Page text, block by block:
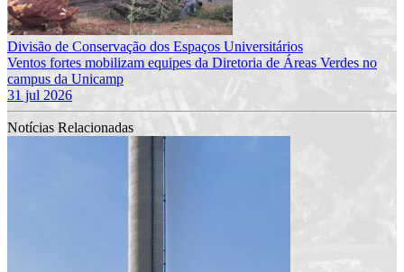
Divisão de Conservação dos Espaços Universitários
Ventos fortes mobilizam equipes da Diretoria de Áreas Verdes no
campus da Unicamp
31 jul 2026
Notícias Relacionadas